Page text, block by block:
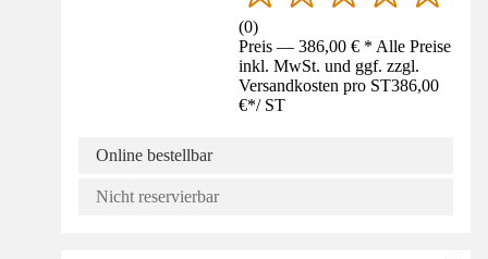
(0)
Preis — 386,00 € * Alle Preise
inkl. MwSt. und ggf. zzgl.
Versandkosten pro ST386,00
€*/ ST
Online bestellbar
Nicht reservierbar